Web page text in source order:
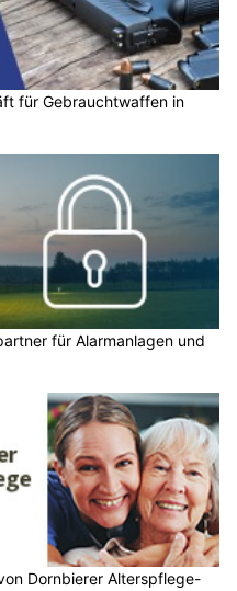
für Gebrauchtwaffen in
für Alarmanlagen und
Dornbierer Alterspflege-